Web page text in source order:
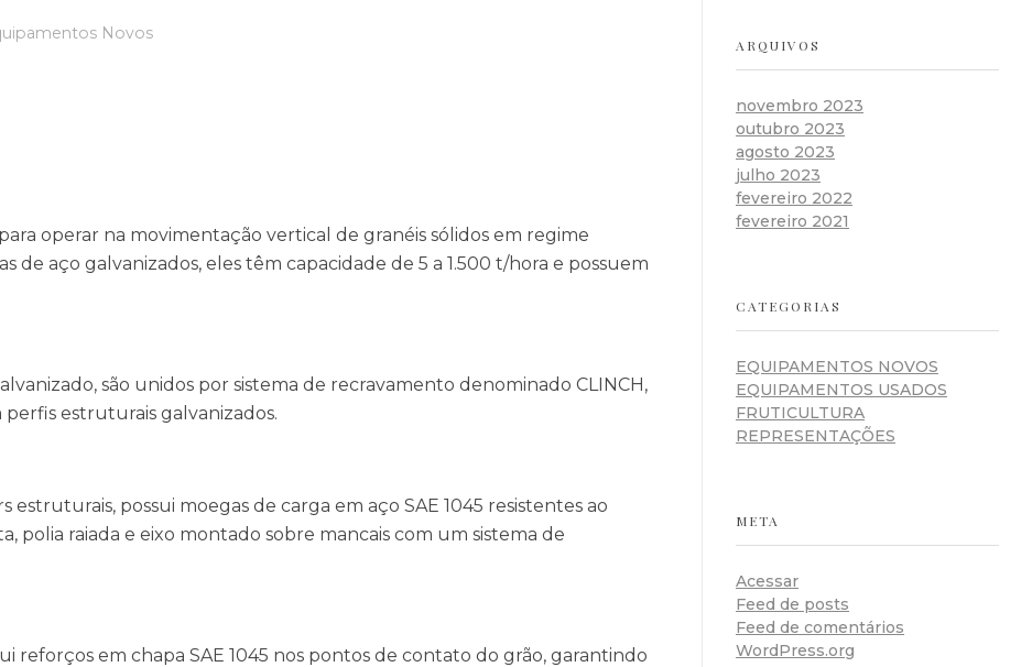
Novos
operar na movimentação vertical de granéis sólidos em regime
aço galvanizados, eles têm capacidade de 5 a 1.500 t/hora e possuem
são unidos por sistema de recravamento denominado CLINCH,
estruturais galvanizados.
possui moegas de carga em aço SAE 1045 resistentes ao
polia raiada e eixo montado sobre mancais com um sistema de
reforços em chapa SAE 1045 nos pontos de contato do grão, garantindo
ARQUIVOS
novembro 2023
outubro 2023
agosto 2023
julho 2023
fevereiro 2022
fevereiro 2021
CATEGORIAS
EQUIPAMENTOS NOVOS
EQUIPAMENTOS USADOS
FRUTICULTURA
REPRESENTAÇÕES
META
Acessar
Feed de posts
Feed de comentários
WordPress.org